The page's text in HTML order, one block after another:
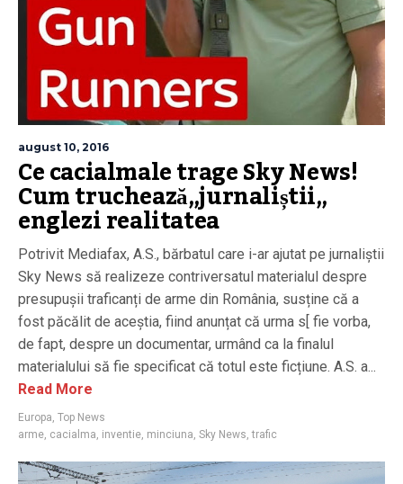
august 10, 2016
Ce cacialmale trage Sky News!
Cum truchează„jurnaliștii„
englezi realitatea
Potrivit Mediafax, A.S., bărbatul care i-ar ajutat pe jurnaliștii
Sky News să realizeze contriversatul materialul despre
presupușii traficanți de arme din România, susține că a
fost păcălit de aceștia, fiind anunțat că urma s[ fie vorba,
de fapt, despre un documentar, urmând ca la finalul
materialului să fie specificat că totul este ficțiune. A.S. a...
Read More
Europa Top News
arme cacialma inventie minciuna Sky News ,trafic